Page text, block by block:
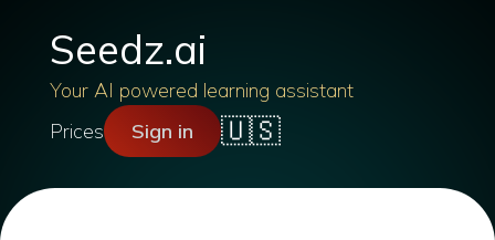
Seedz.ai
Your AI powered learning assistant
Prices
Sign in 🇺🇸